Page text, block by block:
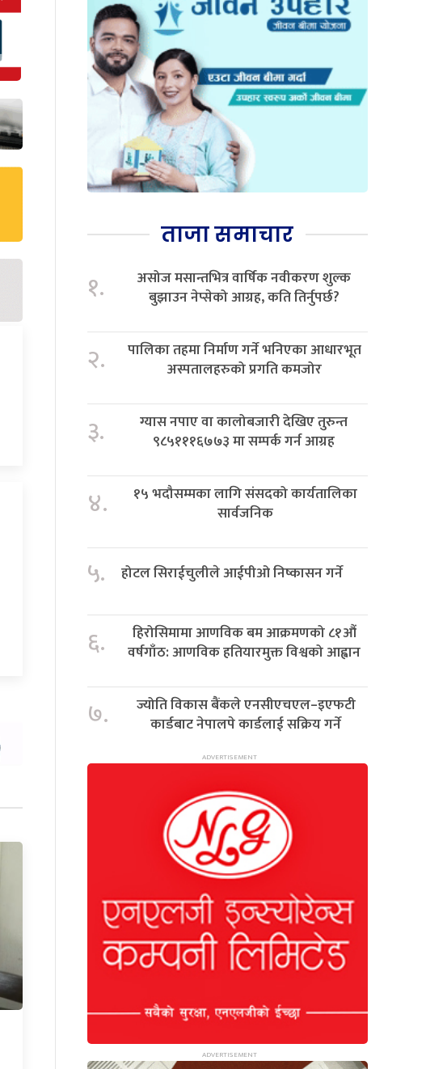
ताजा समाचार
१.
असोज मसान्तभित्र वार्षिक नवीकरण शुल्क
बुझाउन नेप्सेको आग्रह, कति तिर्नुपर्छ?
२.
पालिका तहमा निर्माण गर्ने भनिएका आधारभूत
अस्पतालहरुको प्रगति कमजोर
३.
ग्यास नपाए वा कालोबजारी देखिए तुरुन्त
९८५१११६७७३ मा सम्पर्क गर्न आग्रह
४.
१५ भदौसम्मका लागि संसदको कार्यतालिका
सार्वजनिक
५. होटल सिराईचुलीले आईपीओ निष्कासन गर्ने
६.
हिरोसिमामा आणविक बम आक्रमणको ८१औं
वर्षगाँठ: आणविक हतियारमुक्त विश्वको आह्वान
७.
ज्योति विकास बैंकले एनसीएचएल–इएफटी
कार्डबाट नेपालपे कार्डलाई सक्रिय गर्ने